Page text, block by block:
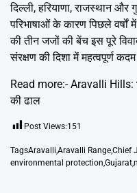
दिल्ली, हरियाणा, राजस्थान
परिभाषाओं के कारण पिछले वर्षों
की तीन जजों की बेंच इस पूरे
संरक्षण की दिशा में महत्वपूर्ण
Read more:-Aravalli Hills:
की ढाल
Post Views:151
TagsAravalli Aravalli RangeChief
environmental protection Gujarat